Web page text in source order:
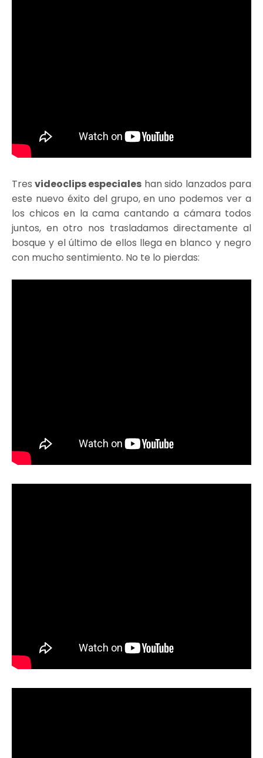
Tres videoclips especiales han sido lanzados para
este nuevo éxito del grupo, en uno podemos ver a
los chicos en la cama cantando a cámara todos
juntos, en otro nos trasladamos directamente al
bosque y el último de ellos llega en blanco y negro
con mucho sentimiento. No te lo pierdas: